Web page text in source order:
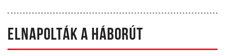
ELNAPOLTÁK A HÁBORÚT